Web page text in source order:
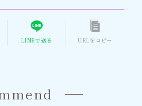
LINEで送る URLをコピー